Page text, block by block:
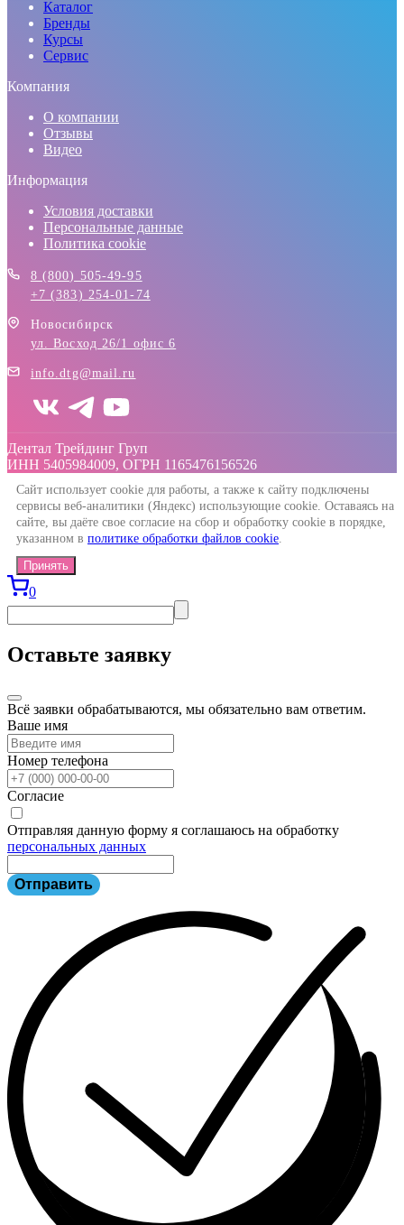
Каталог
Бренды
Курсы
Сервис
Компания
О компании
Отзывы
Видео
Информация
Условия доставки
Персональные данные
Политика cookie
8 (800) 505-49-95
+7 (383) 254-01-74
Новосибирск
ул. Восход 26/1 офис 6
info.dtg@mail.ru
Дентал Трейдинг Груп
ИНН 5405984009, ОГРН 1165476156526
Сайт использует cookie для работы, а также к сайту подключены
сервисы веб-аналитики (Яндекс) использующие cookie. Оставаясь на
сайте, вы даёте свое согласие на сбор и обработку cookie в порядке,
указанном в политике обработки файлов cookie.
Принять
0
Оставьте заявку
Всё заявки обрабатываются, мы обязательно вам ответим.
Ваше имя
Номер телефона
Согласие
Отправляя данную форму я соглашаюсь на обработку
персональных данных
Отправить